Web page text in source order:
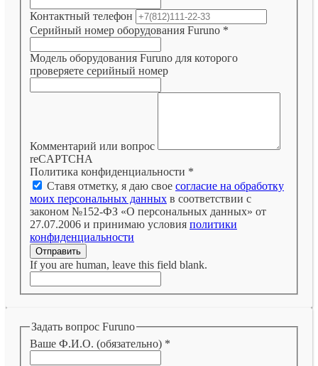
Контактный телефон
Серийный номер оборудования Furuno *
Модель оборудования Furuno для которого
проверяете серийный номер
Комментарий или вопрос
reCAPTCHA
Политика конфиденциальности *
Ставя отметку, я даю свое согласие на обработку
моих персональных данных в соответствии с
законом №152-ФЗ «О персональных данных» от
27.07.2006 и принимаю условия политики
конфиденциальности
Отправить
If you are human, leave this field blank.
Задать вопрос Furuno
Ваше Ф.И.О. (обязательно) *